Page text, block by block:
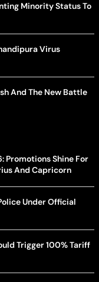
Minority Status To
Virus
And The New Battle
Promotions Shine For
And Capricorn
Under Official
Trigger 100% Tariff